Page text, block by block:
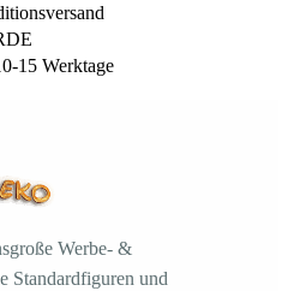
15 Werktage
Werbe- &
Standardfiguren und